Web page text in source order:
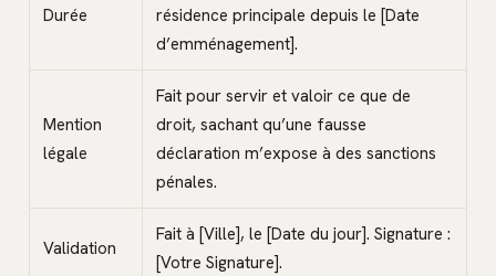
Durée
résidence principale depuis le [Date
d’emménagement].
Mention
légale
Fait pour servir et valoir ce que de
droit, sachant qu’une fausse
déclaration m’expose à des sanctions
pénales.
Validation
Fait à [Ville], le [Date du jour]. Signature :
[Votre Signature].